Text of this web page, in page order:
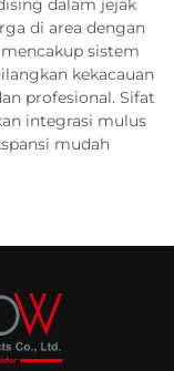
dalam jejak
di area dengan
sistem
kekacauan
profesional. Sifat
integrasi mulus
mudah